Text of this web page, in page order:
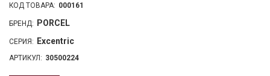
КОД ТОВАРА: 000161
БРЕНД: PORCEL
СЕРИЯ: Excentric
АРТИКУЛ: 30500224